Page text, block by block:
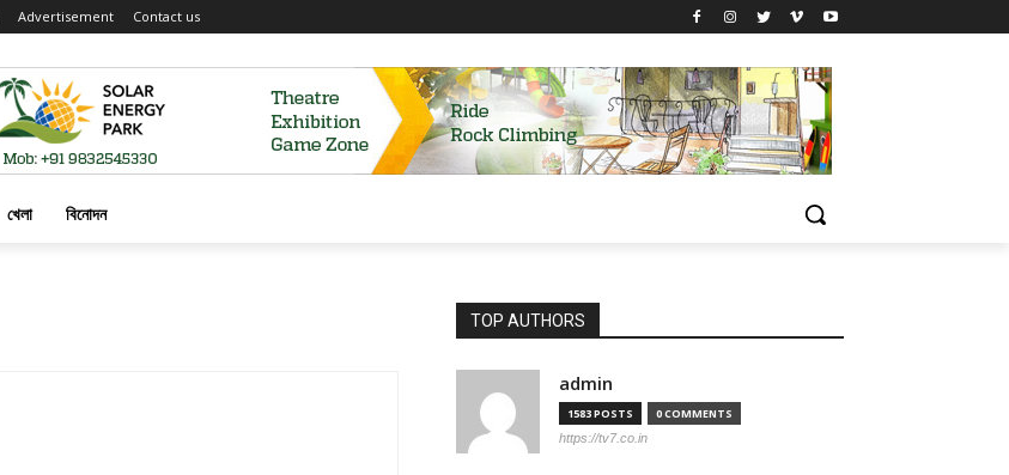
Advertisement Contact us
খেলা বিনোদন
TOP AUTHORS
admin
1583 POSTS 0 COMMENTS
https://tv7.co.in